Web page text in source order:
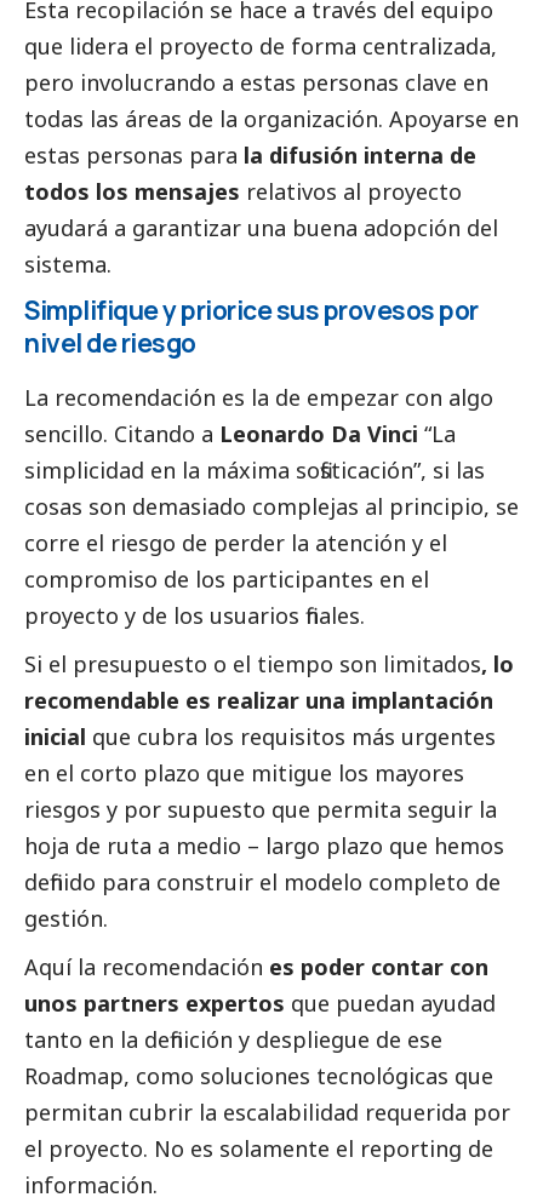
Esta recopilación se hace a través del equipo
que lidera el proyecto de forma centralizada,
pero involucrando a estas personas clave en
todas las áreas de la organización. Apoyarse en
estas personas para la difusión interna de
todos los mensajes relativos al proyecto
ayudará a garantizar una buena adopción del
sistema.
Simplifique y priorice sus provesos por
nivel de riesgo
La recomendación es la de empezar con algo
sencillo. Citando a Leonardo Da Vinci “La
simplicidad en la máxima sofisticación”, si las
cosas son demasiado complejas al principio, se
corre el riesgo de perder la atención y el
compromiso de los participantes en el
proyecto y de los usuarios finales.
Si el presupuesto o el tiempo son limitados, lo
recomendable es realizar una implantación
inicial que cubra los requisitos más urgentes
en el corto plazo que mitigue los mayores
riesgos y por supuesto que permita seguir la
hoja de ruta a medio – largo plazo que hemos
definido para construir el modelo completo de
gestión.
Aquí la recomendación es poder contar con
unos partners expertos que puedan ayudad
tanto en la definición y despliegue de ese
Roadmap, como soluciones tecnológicas que
permitan cubrir la escalabilidad requerida por
el proyecto. No es solamente el reporting de
información.